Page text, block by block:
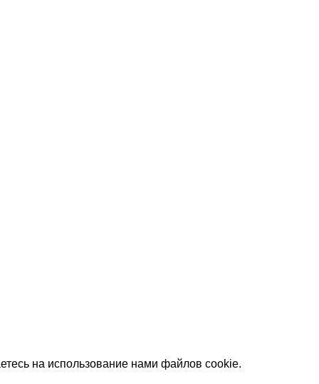
на использование нами файлов cookie.